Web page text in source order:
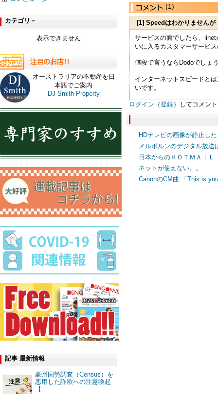
カテゴリ－
表示できません
オーストラリアの不動産を日
本語でご案内
DJ Smith Property
記事 最新情報
豪州国勢調査（Census）を
悪用した詐欺への注意喚起
【...
(1)
[1] Speedはわかりませんが
サービスの面でしたら、
いに入るカスタマーサービ
値段で言うならDodoでしょ
インターネットスピードと
いです。
ログイン （登録）してコメン
HDテレビの画像が静止し
メルボルンのデジタル放送
日本からのＨＯＴＭＡＩＬ
ネットが使えない。。
CanonのCM曲 「This is